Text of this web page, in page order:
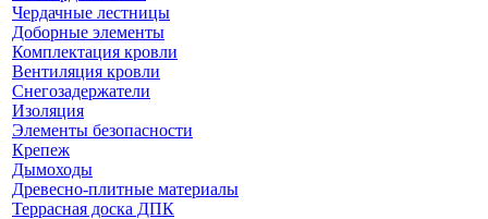
Чердачные лестницы
Доборные элементы
Комплектация кровли
Вентиляция кровли
Снегозадержатели
Изоляция
Элементы безопасности
Крепеж
Дымоходы
Древесно-плитные материалы
Террасная доска ДПК